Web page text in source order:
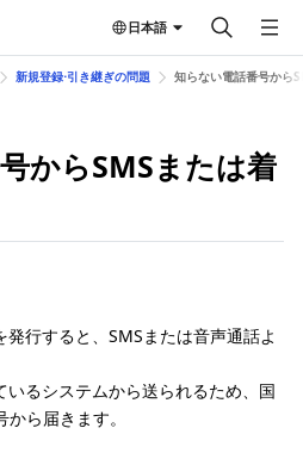
日本語
新規登録⋅引き継ぎの問題 知らない電話番号から
からSMSまたは着
行すると、SMSまたは音声通話よ
るシステムから送られるため、国
ら届きます。